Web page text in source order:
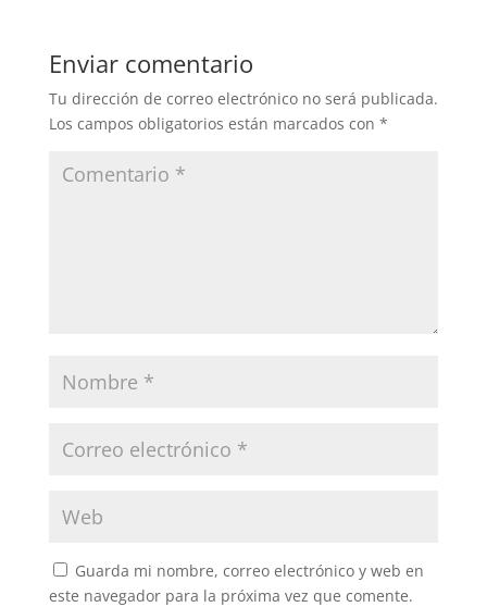
Enviar comentario
Tu dirección de correo electrónico no será publicada.
Los campos obligatorios están marcados con *
Guarda mi nombre, correo electrónico y web en
este navegador para la próxima vez que comente.